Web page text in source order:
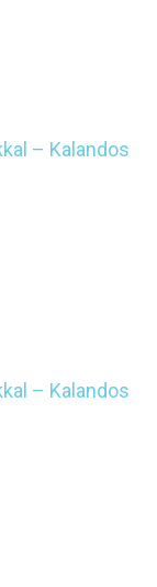
– Kalandos
– Kalandos